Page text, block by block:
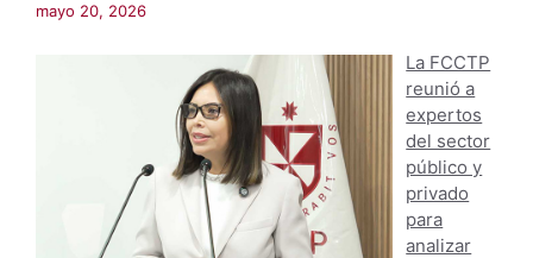
mayo 20, 2026
La FCCTP
reunió a
expertos
del sector
público y
privado
para
analizar